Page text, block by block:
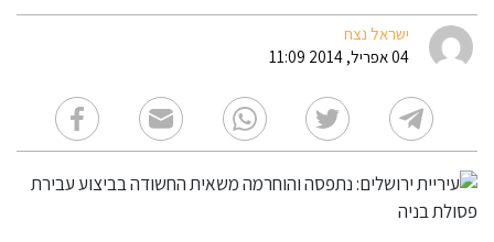
ישראל נצח
04 אפריל, 2014 11:09